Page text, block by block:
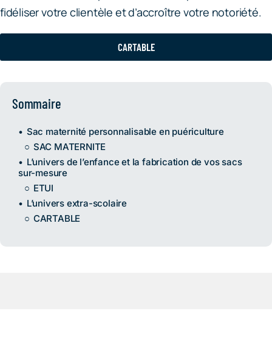
fidéliser votre clientèle et d’accroître votre notoriété.
CARTABLE
Sommaire
Sac maternité personnalisable en puériculture
SAC MATERNITE
L’univers de l’enfance et la fabrication de vos sacs
sur-mesure
ETUI
L’univers extra-scolaire
CARTABLE